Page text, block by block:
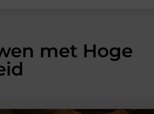
met Hoge